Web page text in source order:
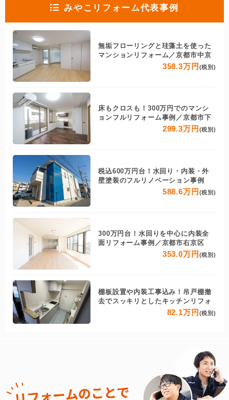
みやこリフォーム代表事例
無垢フローリングと珪藻土を使った
マンションリフォーム／京都市中京
358.3万円 (税別)
床もクロスも！300万円でのマンシ
ョンフルリフォーム事例／京都市下
299.3万円 (税別)
税込600万円台！水回り・内装・外
壁塗装のフルリノベーション事例
588.6万円 (税別)
300万円台！水回りを中心に内装全
面リフォーム事例／京都市右京区
353.0万円 (税別)
棚板設置や内装工事込み！吊戸棚撤
去でスッキリとしたキッチンリフォ
82.1万円 (税別)